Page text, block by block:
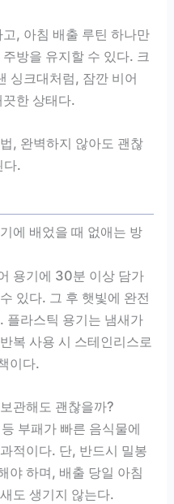
, 아침 배출 루틴 하나만
방을 유지할 수 있다. 크
싱크대처럼, 잠깐 비어
한 상태다.
, 완벽하지 않아도 괜찮
다.
에 배었을 때 없애는 방
용기에 30분 이상 담가
있다. 그 후 햇빛에 완전
플라스틱 용기는 냄새가
복 사용 시 스테인리스로
이다.
관해도 괜찮을까?
부패가 빠른 음식물에
적이다. 단, 반드시 밀봉
야 하며, 배출 당일 아침
도 생기지 않는다.